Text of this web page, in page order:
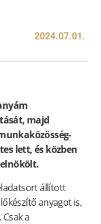
2024.07.01.
majd
lett, és közben
állított
anyagot is,
a